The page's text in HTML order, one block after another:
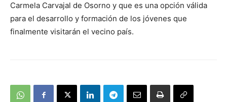
Carmela Carvajal de Osorno y que es una opción válida
para el desarrollo y formación de los jóvenes que
finalmente visitarán el vecino país.